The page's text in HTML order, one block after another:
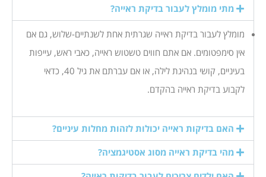
מתי מומלץ לעבור בדיקת ראייה?
מומלץ לעבור בדיקת ראייה שגרתית אחת לשנתיים-שלוש, גם אם
אין סימפטומים. אם אתם חווים טשטוש ראייה, כאבי ראש, עייפות
בעיניים, קושי בנהיגת לילה, או אם עברתם את גיל 40, כדאי
לקבוע בדיקת ראייה בהקדם.
האם בדיקות ראייה יכולות לזהות מחלות עיניים?
מהי בדיקת ראייה מסוג אסטיגמציה?